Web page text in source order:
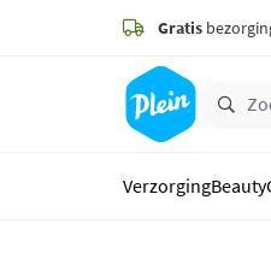
zoeken
hoofdinhoud
Gratis
VerzorgingBeauty